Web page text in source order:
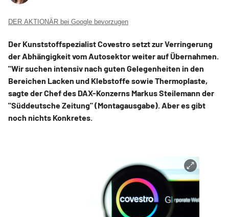
DER AKTIONÄR bei Google bevorzugen
Der Kunststoffspezialist Covestro setzt zur Verringerung
der Abhängigkeit vom Autosektor weiter auf Übernahmen.
"Wir suchen intensiv nach guten Gelegenheiten in den
Bereichen Lacken und Klebstoffe sowie Thermoplaste,
sagte der Chef des DAX-Konzerns Markus Steilemann der
"Süddeutsche Zeitung" (Montagausgabe). Aber es gibt
noch nichts Konkretes.